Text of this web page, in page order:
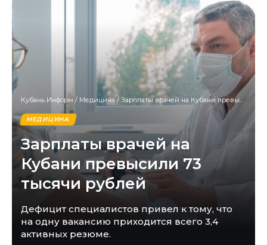
Кубань Информ / Медицина / Зарплаты врачей на Кубани превысили 73 тысячи рублей
МЕДИЦИНА
Зарплаты врачей на
Кубани превысили 73
тысячи рублей
Дефицит специалистов привел к тому, что
на одну вакансию приходится всего 3,4
активных резюме.